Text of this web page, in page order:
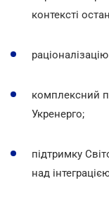
контексті
комплексний
Укренерго;
підтримку
над